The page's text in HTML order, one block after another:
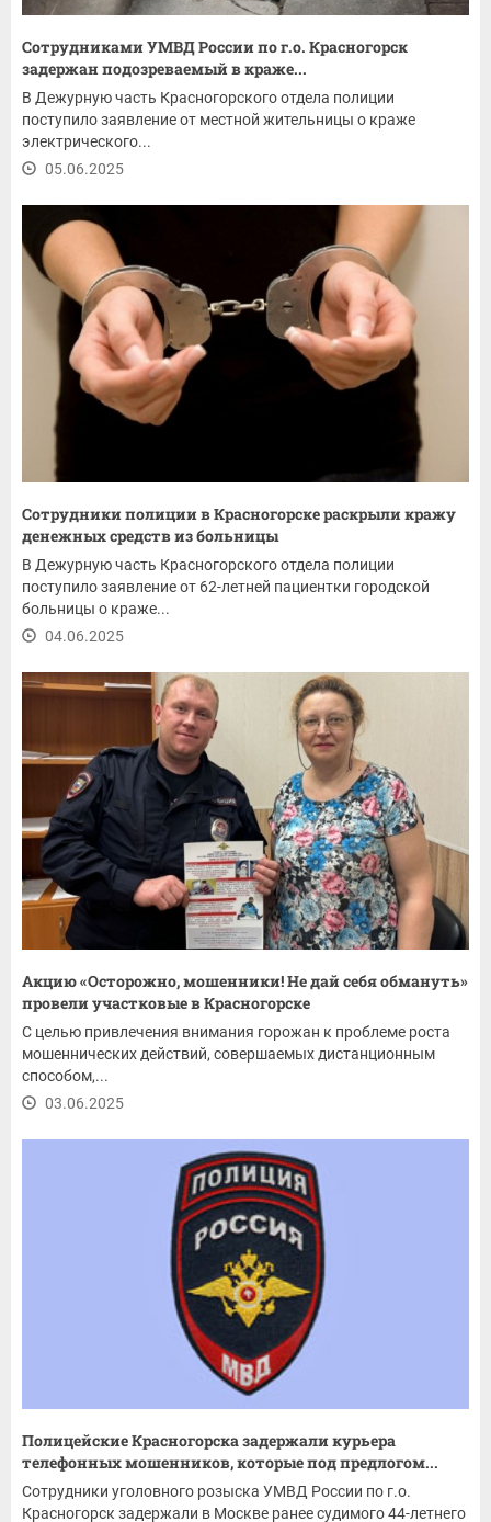
Сотрудниками УМВД России по г.о. Красногорск
задержан подозреваемый в краже...
В Дежурную часть Красногорского отдела полиции
поступило заявление от местной жительницы о краже
электрического...
05.06.2025
Сотрудники полиции в Красногорске раскрыли кражу
денежных средств из больницы
В Дежурную часть Красногорского отдела полиции
поступило заявление от 62-летней пациентки городской
больницы о краже...
04.06.2025
Акцию «Осторожно, мошенники! Не дай себя обмануть»
провели участковые в Красногорске
С целью привлечения внимания горожан к проблеме роста
мошеннических действий, совершаемых дистанционным
способом,...
03.06.2025
Полицейские Красногорска задержали курьера
телефонных мошенников, которые под предлогом...
Сотрудники уголовного розыска УМВД России по г.о.
Красногорск задержали в Москве ранее судимого 44-летнего